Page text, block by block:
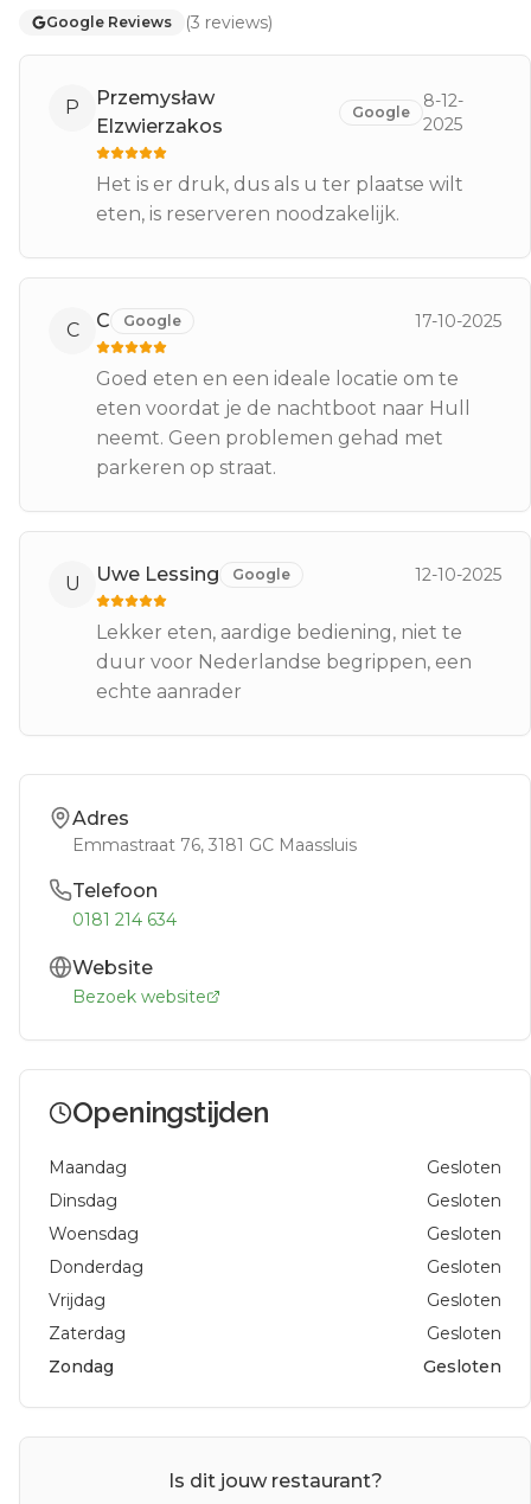
Google Reviews (3 reviews)
P
Przemysław
Elzwierzakos
Google
8-12-
2025
Het is er druk, dus als u ter plaatse wilt
eten, is reserveren noodzakelijk.
C C Google 17-10-2025
Goed eten en een ideale locatie om te
eten voordat je de nachtboot naar Hull
neemt. Geen problemen gehad met
parkeren op straat.
U Uwe Lessing Google 12-10-2025
Lekker eten, aardige bediening, niet te
duur voor Nederlandse begrippen, een
echte aanrader
Adres
Emmastraat 76, 3181 GC Maassluis
Telefoon
0181 214 634
Website
Bezoek website
Openingstijden
Maandag
Gesloten
Dinsdag
Gesloten
Woensdag
Gesloten
Donderdag
Gesloten
Vrijdag
Gesloten
Zaterdag
Gesloten
Zondag
Gesloten
Is dit jouw restaurant?